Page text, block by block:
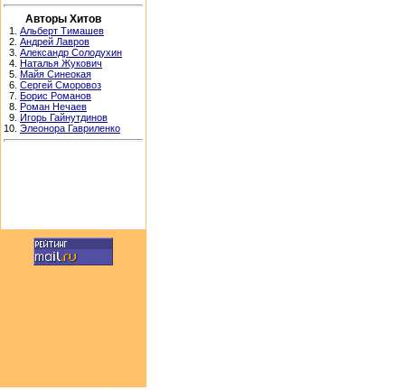
Авторы Хитов
1. Альберт Тимашев
2. Андрей Лавров
3. Александр Солодухин
4. Наталья Жукович
5. Майя Синеокая
6. Сергей Сморовоз
7. Борис Романов
8. Роман Нечаев
9. Игорь Гайнутдинов
10. Элеонора Гавриленко